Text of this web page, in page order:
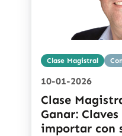
Clase Magistral
10-01-2026
Clase
Ganar:
importar con